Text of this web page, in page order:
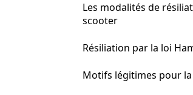
Les modalités de
scooter
Résiliation par la loi
Motifs légitimes pour